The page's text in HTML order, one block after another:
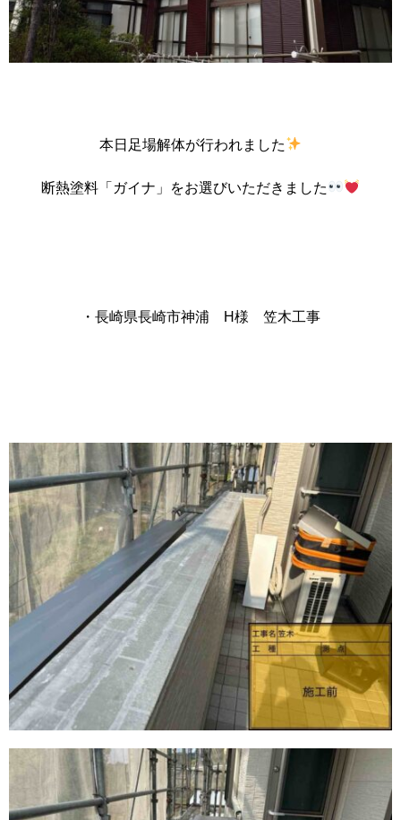
本日足場解体が行われました
断熱塗料「ガイナ」をお選びいただきました
・長崎県長崎市神浦 H様 笠木工事